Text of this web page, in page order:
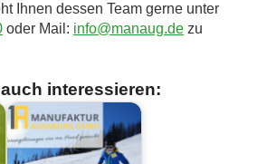
Ihnen dessen Team gerne unter
oder Mail: info@manaug.de zu
interessieren: